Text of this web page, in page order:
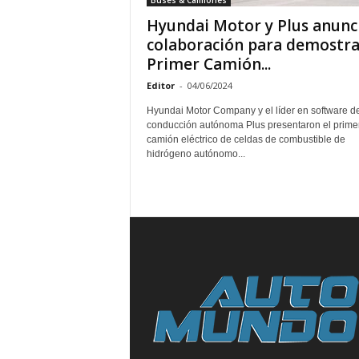
Hyundai Motor y Plus
colaboración para
Primer Camión...
Editor - 04/06/2024
Hyundai Motor Company y el líder en software
conducción autónoma Plus presentaron el
camión eléctrico de celdas de combustible de
hidrógeno autónomo...